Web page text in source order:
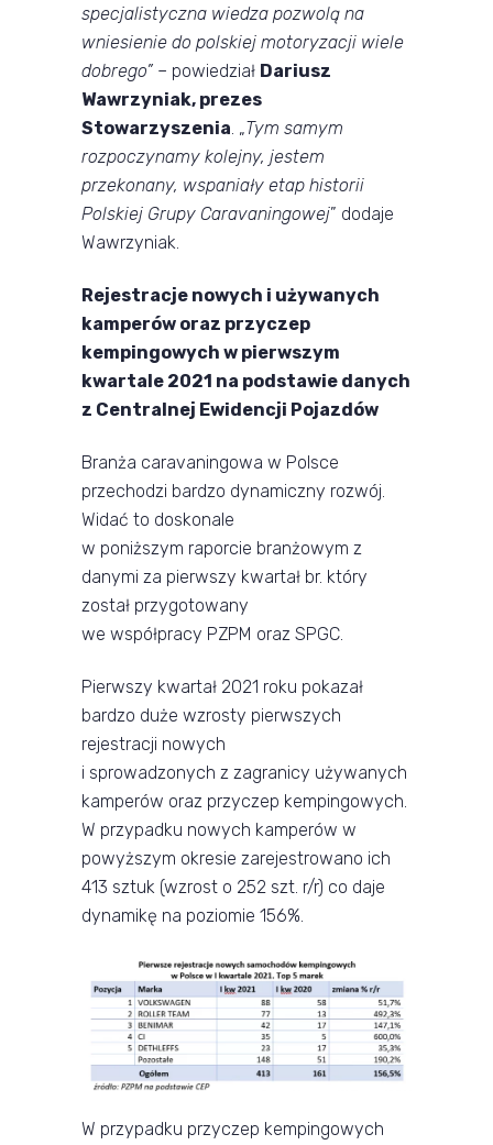
specjalistyczna wiedza pozwolą na
wniesienie do polskiej motoryzacji wiele
dobrego” – powiedział Dariusz
Wawrzyniak, prezes
Stowarzyszenia. „Tym samym
rozpoczynamy kolejny, jestem
przekonany, wspaniały etap historii
Polskiej Grupy Caravaningowej” dodaje
Wawrzyniak.
Rejestracje nowych i używanych
kamperów oraz przyczep
kempingowych w pierwszym
kwartale 2021 na podstawie danych
z Centralnej Ewidencji Pojazdów
Branża caravaningowa w Polsce
przechodzi bardzo dynamiczny rozwój.
Widać to doskonale
w poniższym raporcie branżowym z
danymi za pierwszy kwartał br. który
został przygotowany
we współpracy PZPM oraz SPGC.
Pierwszy kwartał 2021 roku pokazał
bardzo duże wzrosty pierwszych
rejestracji nowych
i sprowadzonych z zagranicy używanych
kamperów oraz przyczep kempingowych.
W przypadku nowych kamperów w
powyższym okresie zarejestrowano ich
413 sztuk (wzrost o 252 szt. r/r) co daje
dynamikę na poziomie 156%.
W przypadku przyczep kempingowych